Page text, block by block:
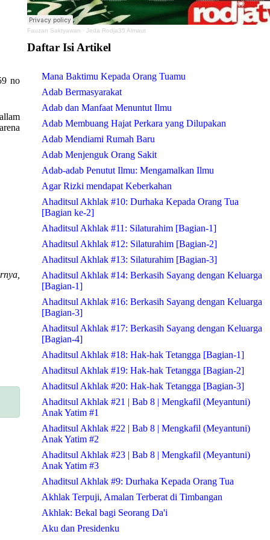
no
Fauzan Saktyawan · Jeda Rodja35 Almaut
Daftar Isi Artikel
Mana Baktimu Kepada Orang Tuamu
Adab Bermasyarakat
Adab dan Manfaat Menuntut Ilmu
Adab Membuang Hajat Perkara yang Dilupakan
Adab Mendiami Rumah Baru
Adab Menjenguk Orang Sakit
Adab-adab Penutut Ilmu: Mengamalkan Ilmu
Agar Rizki mendapat Keberkahan
Ahaditsul Akhlak #10: Durhaka Kepada Orang Tua
[Bagian ke-2]
Ahaditsul Akhlak #11: Silaturahim [Bagian-1]
Ahaditsul Akhlak #12: Silaturahim [Bagian-2]
Ahaditsul Akhlak #13: Silaturahim [Bagian-3]
Ahaditsul Akhlak #14: Berkasih Sayang dengan Keluarga
[Bagian-1]
Ahaditsul Akhlak #16: Berkasih Sayang dengan Keluarga
[Bagian-3]
Ahaditsul Akhlak #17: Berkasih Sayang dengan Keluarga
[Bagian-4]
Ahaditsul Akhlak #18: Hak-hak Tetangga [Bagian-1]
Ahaditsul Akhlak #19: Hak-hak Tetangga [Bagian-2]
Ahaditsul Akhlak #20: Hak-hak Tetangga [Bagian-3]
Ahaditsul Akhlak #21 | Bab 8 | Mengkafil (Meyantuni)
Anak Yatim #1
Ahaditsul Akhlak #22 | Bab 8 | Mengkafil (Meyantuni)
Anak Yatim #2
Ahaditsul Akhlak #23 | Bab 8 | Mengkafil (Meyantuni)
Anak Yatim #3
Ahaditsul Akhlak #9: Durhaka Kepada Orang Tua
Akhlak Terpuji, Amalan Terberat di Timbangan
Akhlak: Bekal bagi Seorang Da'i
Aku dan Presidenku